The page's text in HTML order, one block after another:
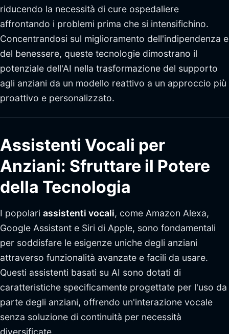
riducendo la necessità di cure ospedaliere
affrontando i problemi prima che si intensifichino.
Concentrandosi sul miglioramento dell'indipendenza e
del benessere, queste tecnologie dimostrano il
potenziale dell'AI nella trasformazione del supporto
agli anziani da un modello reattivo a un approccio più
proattivo e personalizzato.
Assistenti Vocali per
Anziani: Sfruttare il Potere
della Tecnologia
I popolari assistenti vocali, come Amazon Alexa,
Google Assistant e Siri di Apple, sono fondamentali
per soddisfare le esigenze uniche degli anziani
attraverso funzionalità avanzate e facili da usare.
Questi assistenti basati su AI sono dotati di
caratteristiche specificamente progettate per l'uso da
parte degli anziani, offrendo un'interazione vocale
senza soluzione di continuità per necessità
diversificate.